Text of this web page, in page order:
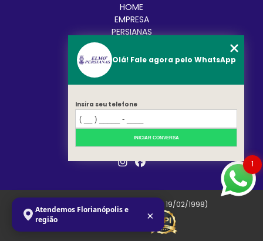
HOME
EMPRESA
PERSIANAS
TOLDOS
MAPA DO SITE
REDES SOCIAIS
Copyright © Elmo. (Lei 9610 de 19/02/1998)
1
Olá! Fale agora pelo WhatsApp
Insira seu telefone
INICIAR CONVERSA
×
Atendemos Florianópolis e
região